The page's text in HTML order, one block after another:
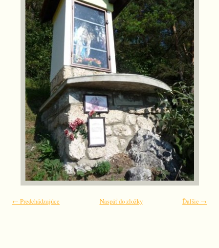
← Predchádzajúce Ďalšie →
Naspäť do zložky